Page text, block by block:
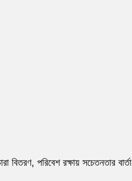
বিতরণ, পরিবেশ রক্ষায় সচেতনতার বার্তা